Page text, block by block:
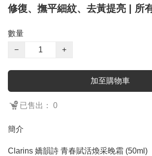
修復、撫平細紋、去黃提亮 | 所
數量
−
+
加至購物車
已售出： 0
簡介
Clarins 嬌韻詩 青春賦活煥采晚霜 (50ml)